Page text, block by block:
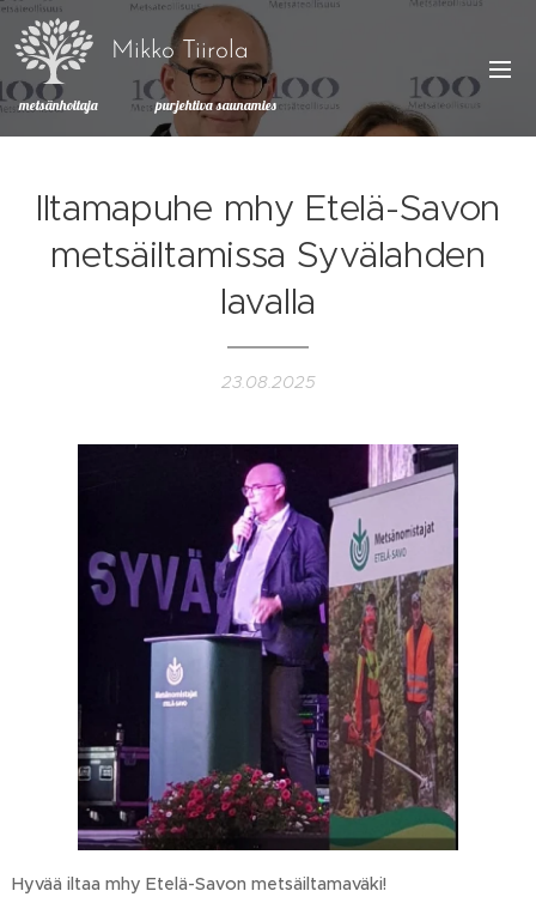
Mikko Tiirola
metsänhoitaja purjehtiva saunamies
Iltamapuhe mhy Etelä-Savon
metsäiltamissa Syvälahden
lavalla
23.08.2025
Hyvää iltaa mhy Etelä-Savon metsäiltamaväki!